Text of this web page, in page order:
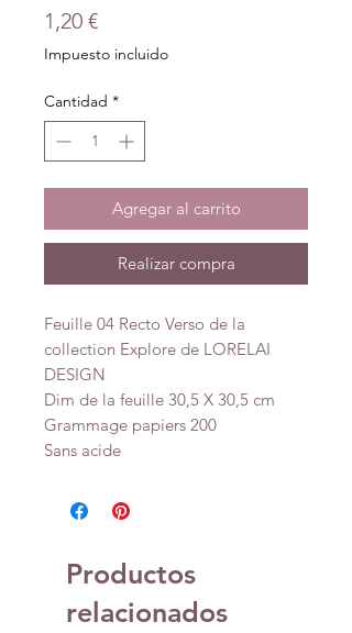
1,20 €Precio
Impuesto incluido
Cantidad *
Agregar al carrito
Realizar compra
Feuille 04 Recto Verso de la
collection Explore de LORELAI
DESIGN
Dim de la feuille 30,5 X 30,5 cm
Grammage papiers 200
Sans acide
Productos
relacionados